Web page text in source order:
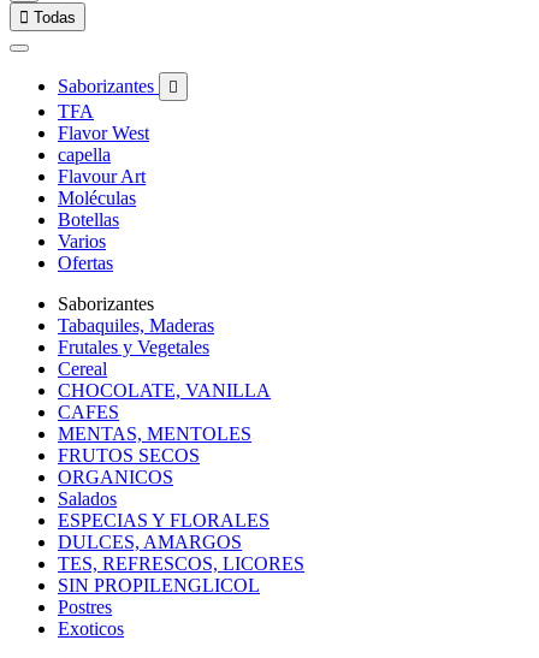
 Todas
Saborizantes 
TFA
Flavor West
capella
Flavour Art
Moléculas
Botellas
Varios
Ofertas
Saborizantes
Tabaquiles, Maderas
Frutales y Vegetales
Cereal
CHOCOLATE, VANILLA
CAFES
MENTAS, MENTOLES
FRUTOS SECOS
ORGANICOS
Salados
ESPECIAS Y FLORALES
DULCES, AMARGOS
TES, REFRESCOS, LICORES
SIN PROPILENGLICOL
Postres
Exoticos